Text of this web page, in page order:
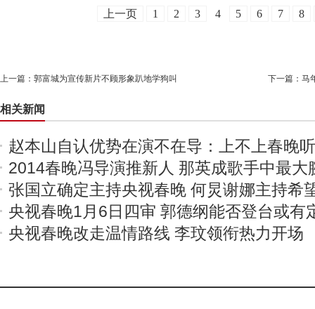
上一页 1 2 3 4 5 6 7 8
上一篇： 郭富城为宣传新片不顾形象趴地学狗叫 下一篇： 马
相关新闻
赵本山自认优势在演不在导：上不上春晚
2014春晚冯导演推新人 那英成歌手中最大
张国立确定主持央视春晚 何炅谢娜主持希
央视春晚1月6日四审 郭德纲能否登台或有
央视春晚改走温情路线 李玟领衔热力开场